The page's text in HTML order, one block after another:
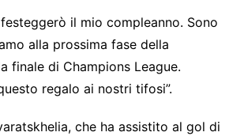
il mio compleanno. Sono
alla prossima fase della
finale di Champions League.
regalo ai nostri tifosi”.
che ha assistito al gol di